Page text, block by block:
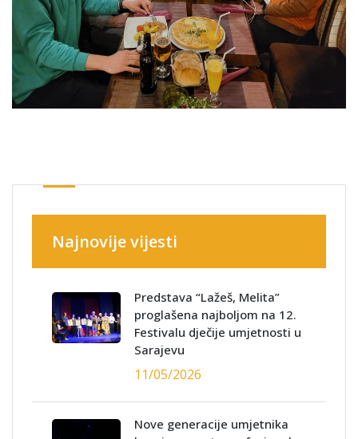
Najnovije vijesti
Predstava “Lažeš, Melita”
proglašena najboljom na 12.
Festivalu dječije umjetnosti u
Sarajevu
11/05/2026
Nove generacije umjetnika